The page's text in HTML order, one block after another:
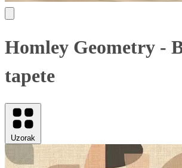
Homley Geometry -
tapete
Uzorak